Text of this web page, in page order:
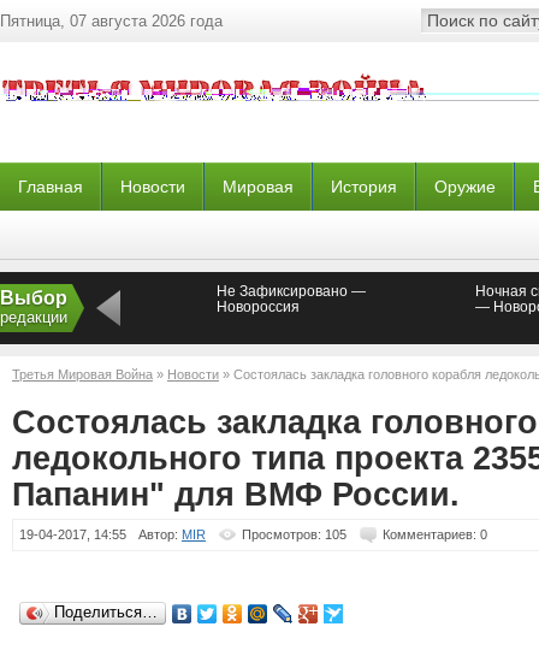
Пятница, 07 августа 2026 года
Главная Новости Мировая История Оружие
Выбор
редакции
Не Зафиксировано —
Новороссия
Ночная
—
Третья Мировая Война » Новости » Состоялась закладка головного корабля
Папанин" для ВМФ России.
Состоялась закладка
ледокольного типа проекта
Папанин" для ВМФ России.
19-04-2017, 14:55 Автор: MIR Просмотров: 105 Комментариев: 0
Поделиться…